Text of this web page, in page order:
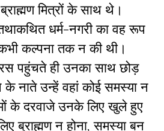
मित्रों के साथ थे।
धर्म-नगरी का वह रूप
कल्पना तक न की थी।
पहुंचते ही उनका साथ छोड़
नाते उन्हें वहां कोई समस्या न
के दरवाजे उनके लिए खुले हुए
ब्राह्मण न होना, समस्या बन